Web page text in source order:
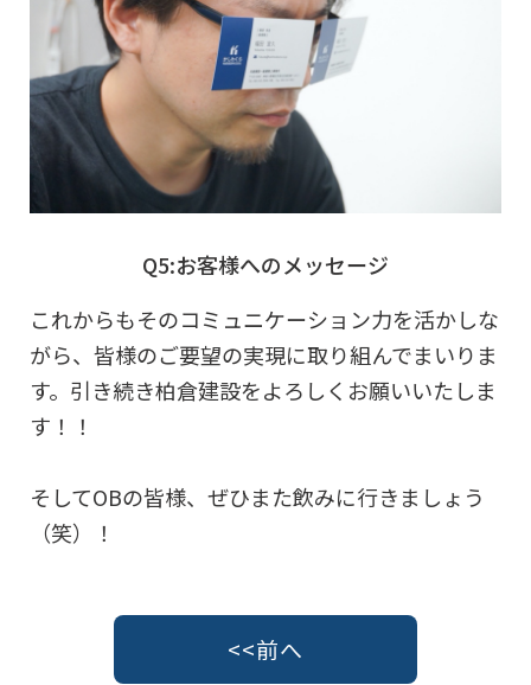
Q5:お客様へのメッセージ
これからもそのコミュニケーション力を活かしな
がら、皆様のご要望の実現に取り組んでまいりま
す。引き続き柏倉建設をよろしくお願いいたしま
す！！
そしてOBの皆様、ぜひまた飲みに行きましょう
（笑）！
<<前へ